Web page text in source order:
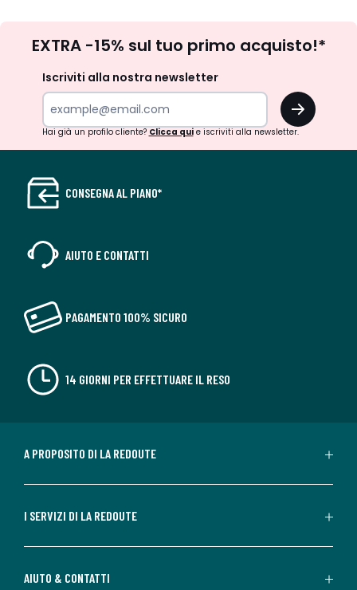
newsletter
EXTRA -15% sul tuo primo acquisto!*
Iscriviti alla nostra newsletter
OK
Hai già un profilo cliente? Clicca quie iscriviti alla newsletter.
CONSEGNA AL PIANO*
AIUTO E CONTATTI
PAGAMENTO 100% SICURO
14 GIORNI PER EFFETTUARE IL RESO
A PROPOSITO DI LA REDOUTE
I SERVIZI DI LA REDOUTE
AIUTO & CONTATTI